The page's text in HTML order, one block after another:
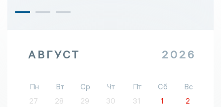
АВГУСТ 2026
Пн Вт Ср Чт Пт Сб
Вс
27
28 29 30 31 1 2